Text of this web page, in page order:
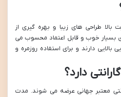
بالا طراحی های زیبا و بهره گیری از
بسیار خوب و قابل اعتماد محسوب می
دارند و برای استفاده روزمره و
دارد؟
معتبر جهانی عرضه می شوند. مدت